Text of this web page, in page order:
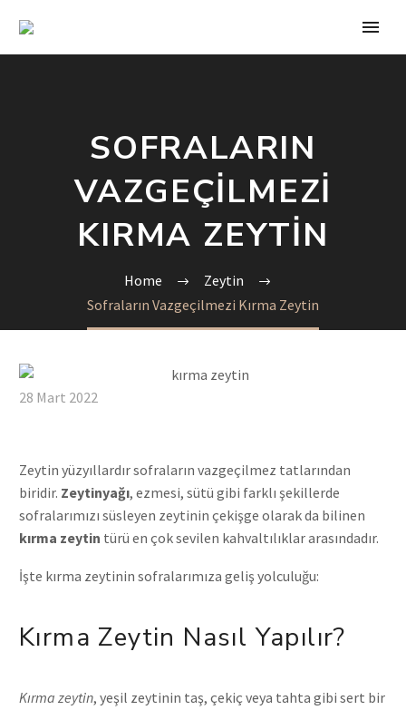
SOFRALARIN
VAZGEÇILMEZI
KIRMA ZEYTIN
Home
Zeytin
Sofraların Vazgeçilmezi Kırma Zeytin
28 Mart 2022
Zeytin yüzyıllardır sofraların vazgeçilmez tatlarından
biridir. Zeytinyağı, ezmesi, sütü gibi farklı şekillerde
sofralarımızı süsleyen zeytinin çekişge olarak da bilinen
kırma zeytin türü en çok sevilen kahvaltılıklar arasındadır.
İşte kırma zeytinin sofralarımıza geliş yolculuğu:
Kırma Zeytin Nasıl Yapılır?
Kırma zeytin, yeşil zeytinin taş, çekiç veya tahta gibi sert bir